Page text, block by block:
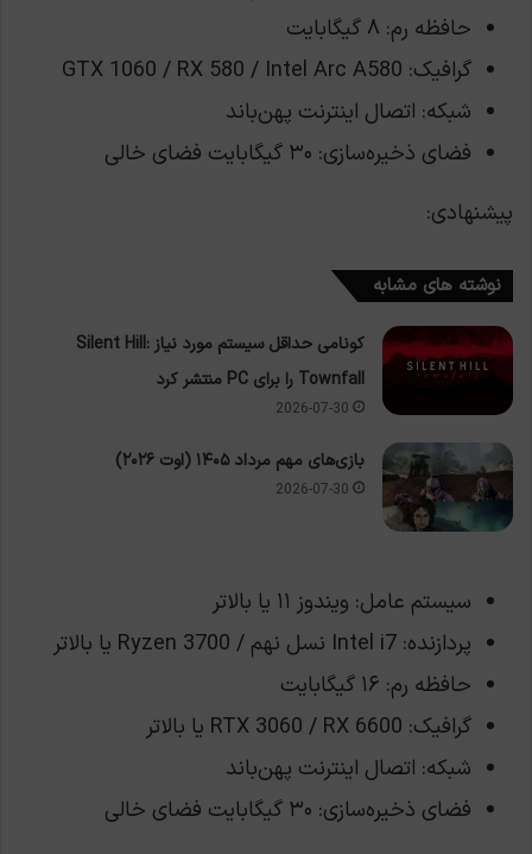
حافظه رم: ۸ گیگابایت
گرافیک: GTX 1060 / RX 580 / Intel Arc A580
شبکه: اتصال اینترنت پهن‌باند
فضای ذخیره‌سازی: ۳۰ گیگابایت فضای خالی
پیشنهادی:
نوشته های مشابه
کونامی حداقل سیستم مورد نیاز Silent Hill:
Townfall را برای PC منتشر کرد
2026-07-30
بازی‌های مهم مرداد ۱۴۰۵ (اوت ۲۰۲۶)
2026-07-30
سیستم عامل: ویندوز ۱۱ یا بالاتر
پردازنده: Intel i7 نسل نهم / Ryzen 3700 یا بالاتر
حافظه رم: ۱۶ گیگابایت
گرافیک: RTX 3060 / RX 6600 یا بالاتر
شبکه: اتصال اینترنت پهن‌باند
فضای ذخیره‌سازی: ۳۰ گیگابایت فضای خالی